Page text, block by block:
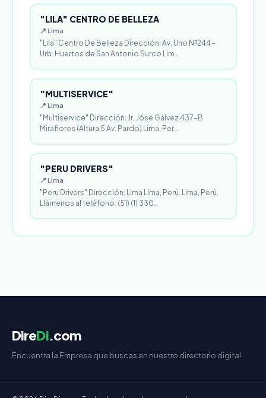
"LILA" CENTRO DE BELLEZA
📍 Lima
"Lila" Centro De Belleza Dirección: Av. Uno N³244 -
Urb. Huertos de San Antonio Surco Lim…
"MULTISERVICE"
📍 Lima
"Multiservice" Dirección: Jr. Jóse Gálvez 437-B
Miraflores (Altura 5 Av. Pardo) Lima, Per…
"PERU DRIVERS"
📍 Lima
"Peru Drivers" Dirección: Lima Lima, Perú. Lima, Perú.
Llámenos al teléfono: (51) (1) 330…
DireDi.com
Encuentra la Empresa que buscas en nuestro directorio digital.